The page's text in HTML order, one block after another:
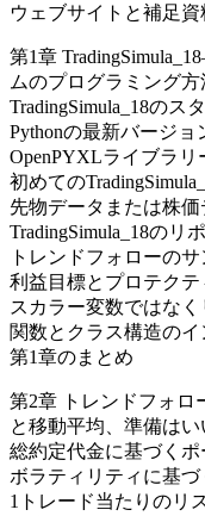
ウェブサイトと補足資
第1章
ムのプログラミング
TradingSimula_18のス
Pythonの最新バージ
OpenPYXLライブラ
初めての
先物データまたは株価
TradingSimula_18のリ
トレンドフォローの
利益目標とプロテクテ
スカラー変数ではなく
関数とクラス構造の
第1章のまとめ
第2章 トレンドフォ
と移動平均、準備はい
総約定代金に基づく
ボラティリティに基
1トレード当たりのリ